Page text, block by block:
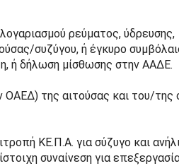
ρεύματος, ύδρευσης,
συζύγου, ή έγκυρο
ή δήλωση μίσθωσης στην ΑΑΔΕ.
της αιτούσας και του/της
ΚΕ.Π.Α. για σύζυγο και
συναίνεση για